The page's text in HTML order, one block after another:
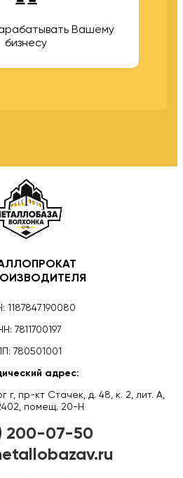
Вашему
бизнесу
1187847190080
7811700197
780501001
адрес:
г, пр-кт Стачек, д. 48, к. 2, лит. А,
помещ. 20-Н
200-07-50